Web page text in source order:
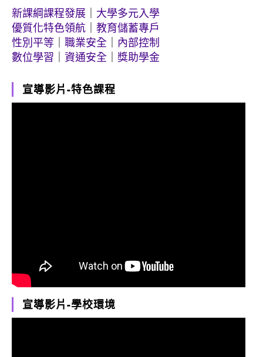
新課綱課程發展
大學多元入學
優質化特色領航
教育儲蓄專戶
性別平等
職業安全
內部控制
數位學習
資通安全 獎助學金
宣導影片-特色課程
宣導影片-學校環境